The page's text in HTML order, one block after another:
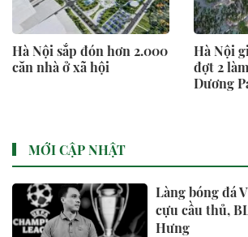
Hà Nội sắp đón hơn 2.000
căn nhà ở xã hội
Hà Nội
đợt 2
Dương
MỚI CẬP NHẬT
Làng bóng đá
cựu cầu thủ,
Hưng